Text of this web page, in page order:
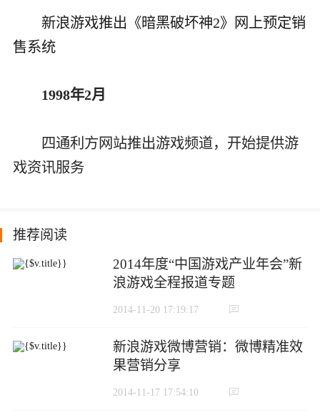
新浪游戏推出《暗黑破坏神2》网上预定销
售系统
1998年2月
四通利方网站推出游戏频道，开始提供游
戏资讯服务
推荐阅读
2014年度“中国游戏产业年会”新
浪游戏全程报道专题
2014-11-20 17:19:17
新浪游戏微博营销：微博精准效
果营销分享
2014-11-17 17:54:10